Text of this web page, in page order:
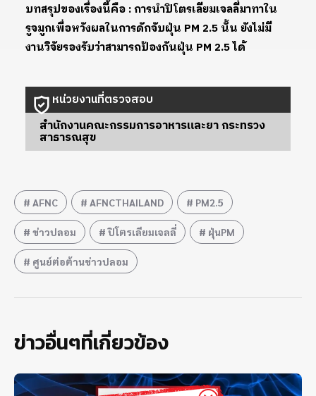
บทสรุปของเรื่องนี้คือ : การนำปิโตรเลียมเจลลี่มาทาใน
รูจมูกเพื่อหวังผลในการดักจับฝุ่น PM 2.5 นั้น ยังไม่มี
งานวิจัยรองรับว่าสามารถป้องกันฝุ่น PM 2.5 ได้
หน่วยงานที่ตรวจสอบ
สำนักงานคณะกรรมการอาหารและยา กระทรวง
สาธารณสุข
AFNC AFNCTHAILAND PM2.5
ข่าวปลอม ปิโตรเลียมเจลลี่ ฝุ่นPM
ศูนย์ต่อต้านข่าวปลอม
ข่าวอื่นๆที่เกี่ยวข้อง